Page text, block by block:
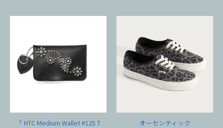
「 HTC Medium Wallet #125 T
オーセンティック